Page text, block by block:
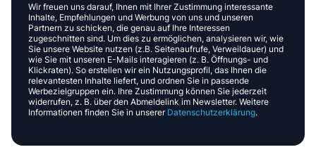
Wir freuen uns darauf, Ihnen mit Ihrer Zustimmung interessante
Inhalte, Empfehlungen und Werbung von uns und unseren
Partnern zu schicken, die genau auf Ihre Interessen
zugeschnitten sind. Um dies zu ermöglichen, analysieren wir, wie
Sie unsere Website nutzen (z.B. Seitenaufrufe, Verweildauer) und
wie Sie mit unseren E-Mails interagieren (z. B. Öffnungs- und
Klickraten). So erstellen wir ein Nutzungsprofil, das Ihnen die
relevantesten Inhalte liefert, und ordnen Sie in passende
Werbezielgruppen ein. Ihre Zustimmung können Sie jederzeit
widerrufen, z. B. über den Abmeldelink im Newsletter. Weitere
Informationen finden Sie in unserer Datenschutzerklärung.